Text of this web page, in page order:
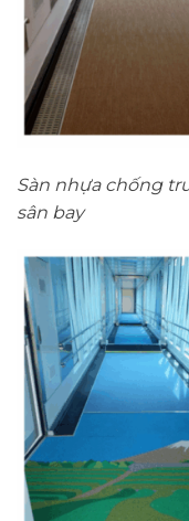
Sàn nhựa chống
sân bay